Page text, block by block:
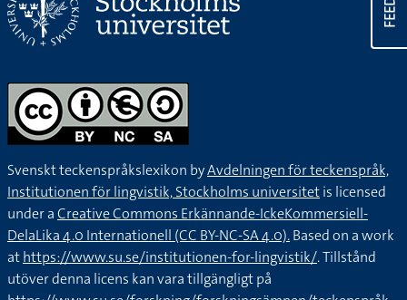
Svenskt teckenspråkslexikon byAvdelningen för teckenspråk,
Institutionen för lingvistik, Stockholms universitetis licensed
under aCreative Commons Erkännande-IckeKommersiell-
DelaLika 4.0 Internationell (CC BY-NC-SA 4.0).Based on a work
athttps://www.su.se/institutionen-for-lingvistik/. Tillstånd
utöver denna licens kan vara tillgängligt på